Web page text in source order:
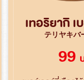
เทอริยากิ เ
テリヤキバ
99